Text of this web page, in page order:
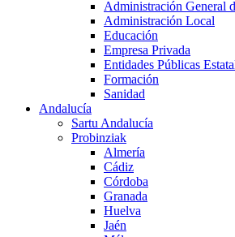
Administración General
Administración Local
Educación
Empresa Privada
Entidades Públicas
Formación
Sanidad
Andalucía
Sartu Andalucía
Probinziak
Almería
Cádiz
Córdoba
Granada
Huelva
Jaén